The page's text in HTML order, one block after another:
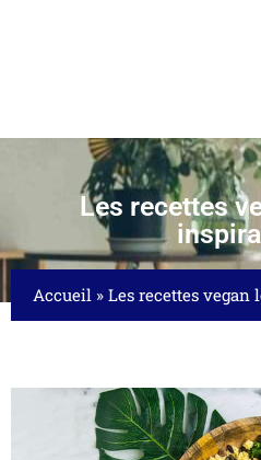
Les recettes
Accueil » Les recettes vegan